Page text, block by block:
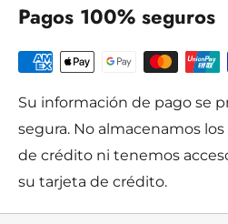
Pagos 100% seguros
Su información de pago se
segura. No almacenamos
de crédito ni tenemos
su tarjeta de crédito.